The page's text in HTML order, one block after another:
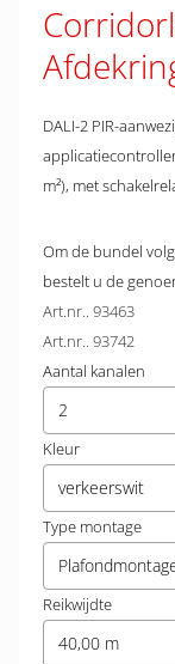
DALI-2 PIR-
m²), met
Om de bundel
bestelt u de
Art.nr.. 93463
Art.nr.. 93742
Aantal kanalen
2
Kleur
verkeerswit
Type montage
Reikwijdte
40,00 m